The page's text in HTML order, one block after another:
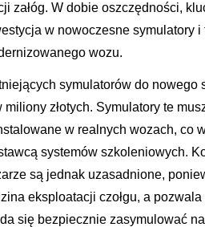
załóg. W dobie oszczędności,
w nowoczesne symulatory
wozu.
symulatorów do nowego
złotych. Symulatory te
w realnych wozach, co
systemów szkoleniowych.
są jednak uzasadnione,
eksploatacji czołgu, a
się bezpiecznie zasymulować